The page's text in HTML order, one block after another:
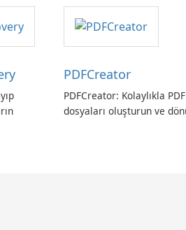
PDFCreator
PDFCreator: Kolaylıkla PDF
dosyaları oluşturun ve